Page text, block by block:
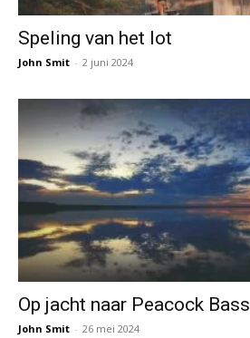
Speling van het lot
John Smit - 2 juni 2024
Op jacht naar Peacock Bass
John Smit - 26 mei 2024